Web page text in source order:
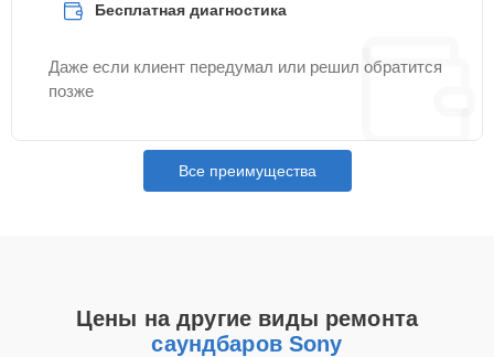
Бесплатная диагностика
Даже если клиент передумал или решил обратится
позже
Все преимущества
Цены на другие виды ремонта
саундбаров Sony